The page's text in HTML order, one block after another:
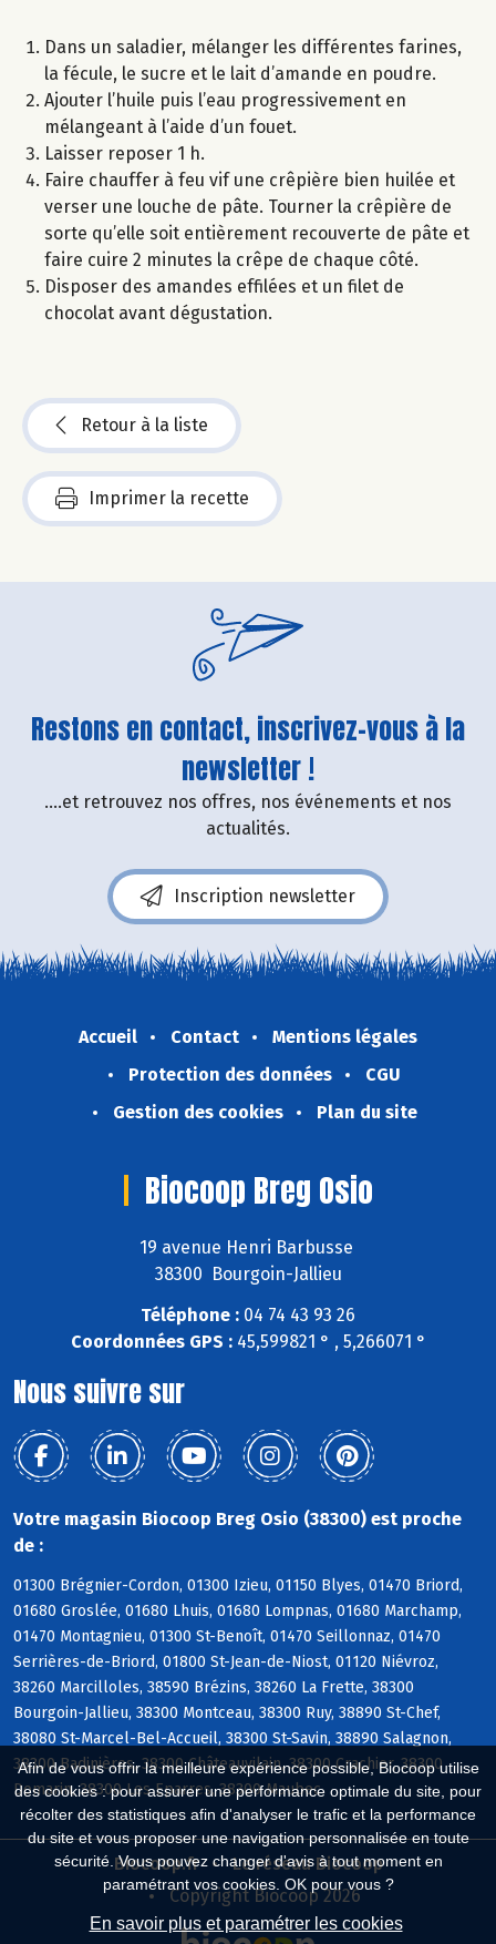
Afin de vous offrir la meilleure expérience possible, Biocoop utilise
des cookies : pour assurer une performance optimale du site, pour
récolter des statistiques afin d'analyser le trafic et la performance
du site et vous proposer une navigation personnalisée en toute
sécurité. Vous pouvez changer d'avis à tout moment en
paramétrant vos cookies. OK pour vous ?
En savoir plus et paramétrer les cookies
Dans un saladier, mélanger les différentes farines,
la fécule, le sucre et le lait d’amande en poudre.
Ajouter l’huile puis l’eau progressivement en
mélangeant à l’aide d’un fouet.
Laisser reposer 1 h.
Faire chauffer à feu vif une crêpière bien huilée et
verser une louche de pâte. Tourner la crêpière de
sorte qu’elle soit entièrement recouverte de pâte et
faire cuire 2 minutes la crêpe de chaque côté.
Disposer des amandes effilées et un filet de
chocolat avant dégustation.
Retour à la liste
Imprimer la recette
Restons en contact, inscrivez-vous à la
newsletter !
....et retrouvez nos offres, nos événements et nos
actualités.
Inscription newsletter
Accueil Contact
Mentions légales
Protection des données
CGU
Gestion des cookies
Plan du site
Biocoop Breg Osio
19 avenue Henri Barbusse
38300 Bourgoin-Jallieu
Téléphone : 04 74 43 93 26
Coordonnées GPS :45,599821 ° , 5,266071 °
Nous suivre sur
Votre magasin Biocoop Breg Osio (38300) est proche
de :
01300 Brégnier-Cordon, 01300 Izieu, 01150 Blyes, 01470 Briord,
01680 Groslée, 01680 Lhuis, 01680 Lompnas, 01680 Marchamp,
01470 Montagnieu, 01300 St-Benoît, 01470 Seillonnaz, 01470
Serrières-de-Briord, 01800 St-Jean-de-Niost, 01120 Niévroz,
38260 Marcilloles, 38590 Brézins, 38260 La Frette, 38300
Bourgoin-Jallieu, 38300 Montceau, 38300 Ruy, 38890 St-Chef,
38080 St-Marcel-Bel-Accueil, 38300 St-Savin, 38890 Salagnon,
38300 Badinières, 38300 Châteauvilain, 38300 Crachier, 38300
Domarin, 38300 Les Eparres, 38300 Maubec
Biocoop.fr
Le réseau Biocoop
Copyright Biocoop 2026